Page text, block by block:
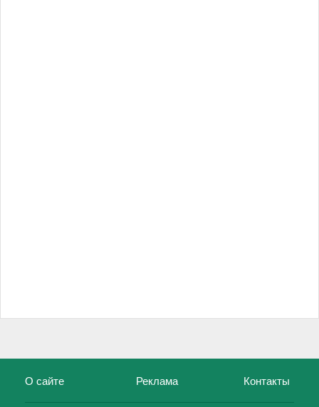
О сайте Реклама Контакты